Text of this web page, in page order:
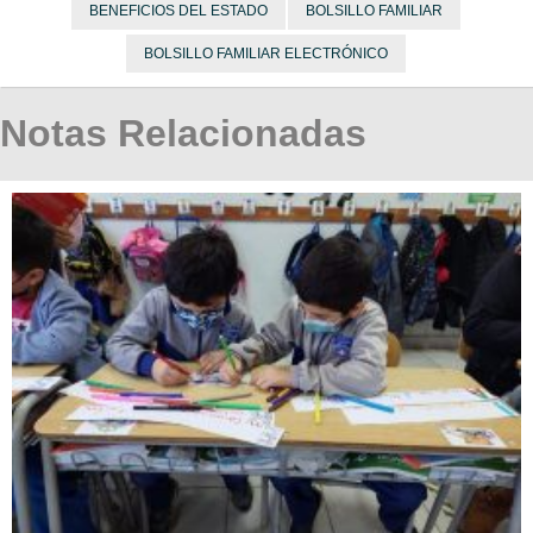
BENEFICIOS DEL ESTADO BOLSILLO FAMILIAR
BOLSILLO FAMILIAR ELECTRÓNICO
Notas Relacionadas